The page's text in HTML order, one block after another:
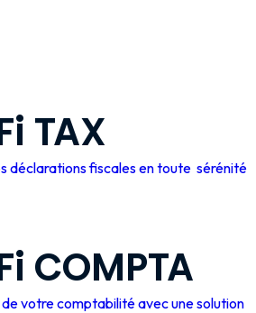
TAX
déclarations fiscales en toute sérénité
COMPTA
votre comptabilité avec une solution